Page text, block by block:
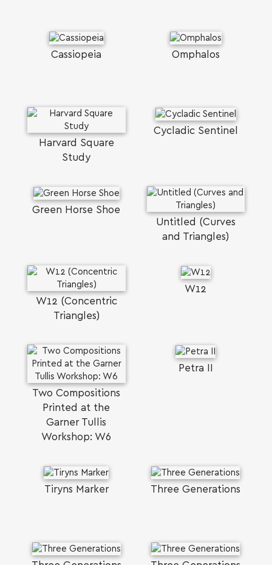
Cassiopeia Omphalos
Harvard Square
Study
Cycladic Sentinel
Green Horse Shoe
Untitled (Curves
and Triangles)
W12 (Concentric
Triangles)
W12
Two Compositions
Printed at the
Garner Tullis
Workshop: W6
Petra II
Tiryns Marker Three Generations